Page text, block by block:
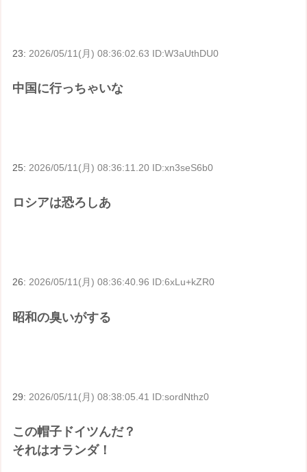
23: 2026/05/11(月) 08:36:02.63 ID:W3aUthDU0
中国に行っちゃいな
25: 2026/05/11(月) 08:36:11.20 ID:xn3seS6b0
ロシアは恐ろしあ
26:2026/05/11(月) 08:36:40.96 ID:6xLu+kZR0
昭和の臭いがする
29: 2026/05/11(月) 08:38:05.41 ID:sordNthz0
この帽子ドイツんだ？
それはオランダ！